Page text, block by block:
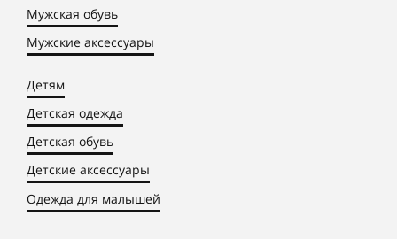
Мужская обувь
Мужские аксессуары
Детям
Детская одежда
Детская обувь
Детские аксессуары
Одежда для малышей